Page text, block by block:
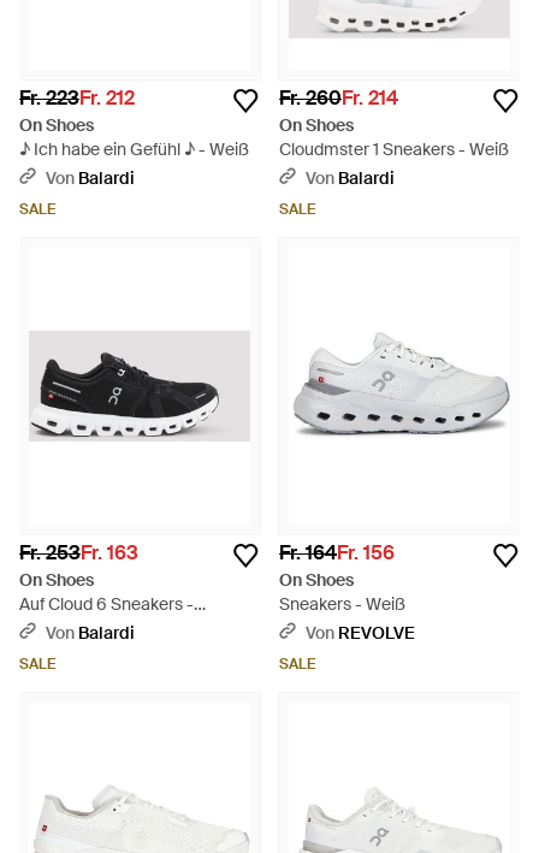
Fr. 223Fr. 212
On Shoes
♪ Ich habe ein Gefühl ♪ - Weiß
Von Balardi
SALE
Fr. 260Fr. 214
On Shoes
Cloudmster 1 Sneakers - Weiß
Von Balardi
SALE
Fr. 253Fr. 163
On Shoes
Auf Cloud 6 Sneakers -
Schwarz
Von Balardi
SALE
Fr. 164Fr. 156
On Shoes
Sneakers - Weiß
Von REVOLVE
SALE